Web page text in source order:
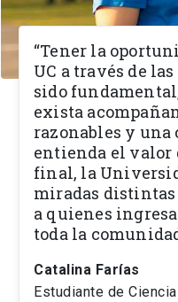
“Tener la
UC a través de
sido
exista
razonables y
entienda el
final, la
miradas distintas
a quienes
toda la
Catalina Farías
Estudiante de